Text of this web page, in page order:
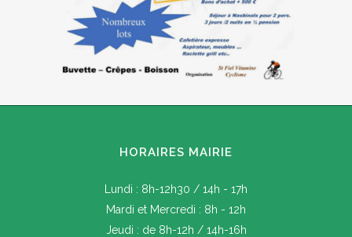
HORAIRES MAIRIE
Lundi : 8h-12h30 / 14h - 17h
Mardi et Mercredi : 8h - 12h
Jeudi : de 8h-12h / 14h-16h